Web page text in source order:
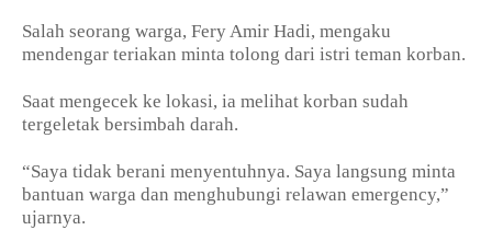
Salah seorang warga, Fery Amir Hadi, mengaku
mendengar teriakan minta tolong dari istri teman korban.
Saat mengecek ke lokasi, ia melihat korban sudah
tergeletak bersimbah darah.
“Saya tidak berani menyentuhnya. Saya langsung minta
bantuan warga dan menghubungi relawan emergency,”
ujarnya.